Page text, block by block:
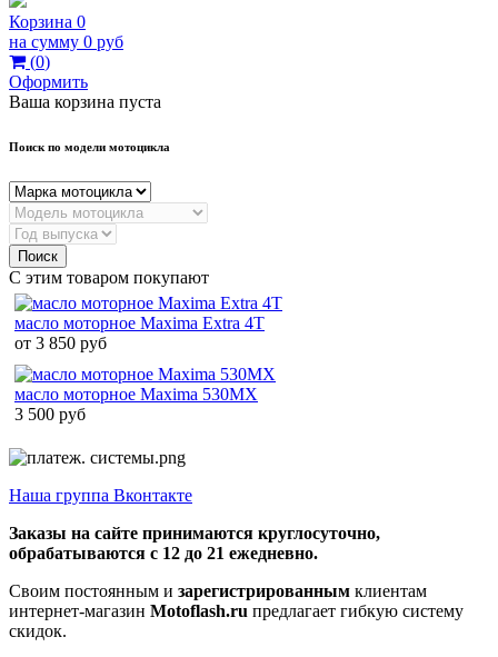
Корзина 0
на сумму 0 руб
(0)
Оформить
Ваша корзина пуста
Поиск по модели мотоцикла
Поиск
С этим товаром покупают
масло моторное Maxima Extra 4T
от 3 850 руб
масло моторное Maxima 530MX
3 500 руб
Наша группа Вконтакте
Заказы на сайте принимаются круглосуточно,
обрабатываются с 12 до 21 ежедневно.
Своим постоянным и зарегистрированным клиентам
интернет-магазин Motoflash.ru предлагает гибкую систему
скидок.